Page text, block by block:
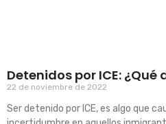
Detenidos por ICE: ¿Qué
22 de noviembre de 2022
Ser detenido por ICE, es algo que